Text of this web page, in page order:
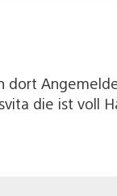
die ist voll